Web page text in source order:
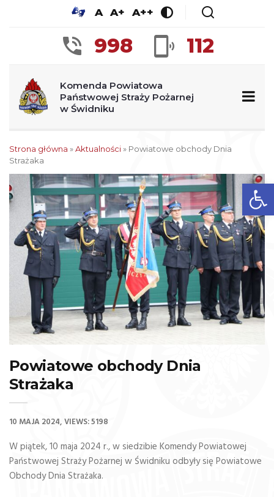
A A+ A++
998 112
Komenda Powiatowa
Państwowej Straży Pożarnej
w Świdniku
Strona główna »Aktualności» Powiatowe obchody Dnia
Strażaka
Powiatowe obchody Dnia
Strażaka
10 MAJA 2024 VIEWS: 5198
W piątek, 10 maja 2024 r., w siedzibie Komendy Powiatowej
Państwowej Straży Pożarnej w Świdniku odbyły się Powiatowe
Obchody Dnia Strażaka.